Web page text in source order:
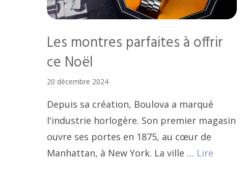
Les montres parfaites à offrir
ce Noël
20 décembre 2024
Depuis sa création, Boulova a marqué
l'industrie horlogère. Son premier magasin
ouvre ses portes en 1875, au cœur de
Manhattan, à New York. La ville … Lire